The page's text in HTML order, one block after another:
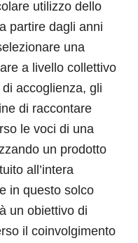
utilizzo dello
partire dagli anni
una
a livello collettivo
accoglienza, gli
di raccontare
le voci di una
un prodotto
all’intera
in questo solco
un obiettivo di
il coinvolgimento